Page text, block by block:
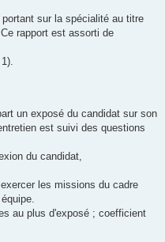
sur la spécialité au titre
rapport est assorti de
un exposé du candidat sur son
est suivi des questions
du candidat,
les missions du cadre
au plus d'exposé ; coefficient